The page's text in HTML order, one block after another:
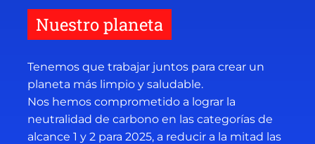
Nuestro planeta
Tenemos que trabajar juntos para crear un
planeta más limpio y saludable.
Nos hemos comprometido a lograr la
neutralidad de carbono en las categorías de
alcance 1 y 2 para 2025, a reducir a la mitad las